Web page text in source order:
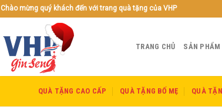
Chào mừng quý khách đến với trang quà tặng của VHP
TRANG CHỦ SẢN PHẨM
QUÀ TẶNG CAO CẤP QUÀ TẶNG BỐ MẸ QUÀ